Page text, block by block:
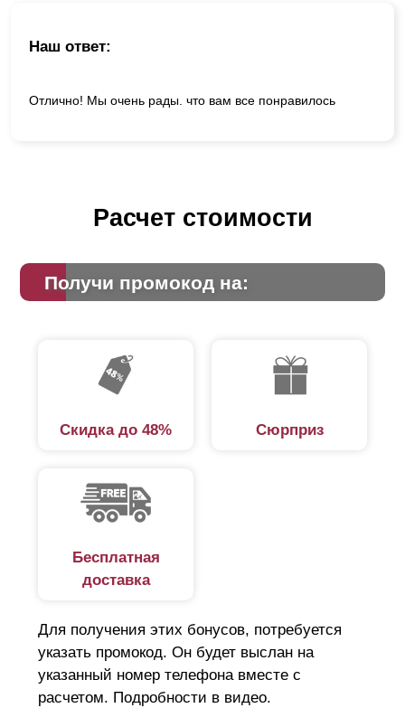
Наш ответ:
Отлично! Мы очень рады. что вам все понравилось
Расчет стоимости
Получи промокод на:
Скидка до 48% Сюрприз
Бесплатная
доставка
Для получения этих бонусов, потребуется
указать промокод. Он будет выслан на
указанный номер телефона вместе с
расчетом. Подробности в видео.